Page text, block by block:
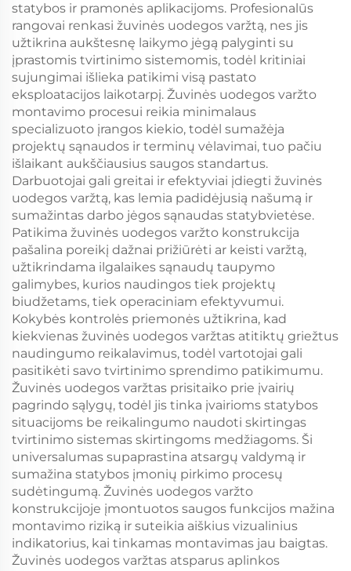
statybos ir pramonės aplikacijoms. Profesionalūs
rangovai renkasi žuvinės uodegos varžtą, nes jis
užtikrina aukštesnę laikymo jėgą palyginti su
įprastomis tvirtinimo sistemomis, todėl kritiniai
sujungimai išlieka patikimi visą pastato
eksploatacijos laikotarpį. Žuvinės uodegos varžto
montavimo procesui reikia minimalaus
specializuoto įrangos kiekio, todėl sumažėja
projektų sąnaudos ir terminų vėlavimai, tuo pačiu
išlaikant aukščiausius saugos standartus.
Darbuotojai gali greitai ir efektyviai įdiegti žuvinės
uodegos varžtą, kas lemia padidėjusią našumą ir
sumažintas darbo jėgos sąnaudas statybvietėse.
Patikima žuvinės uodegos varžto konstrukcija
pašalina poreikį dažnai prižiūrėti ar keisti varžtą,
užtikrindama ilgalaikes sąnaudų taupymo
galimybes, kurios naudingos tiek projektų
biudžetams, tiek operaciniam efektyvumui.
Kokybės kontrolės priemonės užtikrina, kad
kiekvienas žuvinės uodegos varžtas atitiktų griežtus
naudingumo reikalavimus, todėl vartotojai gali
pasitikėti savo tvirtinimo sprendimo patikimumu.
Žuvinės uodegos varžtas prisitaiko prie įvairių
pagrindo sąlygų, todėl jis tinka įvairioms statybos
situacijoms be reikalingumo naudoti skirtingas
tvirtinimo sistemas skirtingoms medžiagoms. Ši
universalumas supaprastina atsargų valdymą ir
sumažina statybos įmonių pirkimo procesų
sudėtingumą. Žuvinės uodegos varžto
konstrukcijoje įmontuotos saugos funkcijos mažina
montavimo riziką ir suteikia aiškius vizualinius
indikatorius, kai tinkamas montavimas jau baigtas.
Žuvinės uodegos varžtas atsparus aplinkos